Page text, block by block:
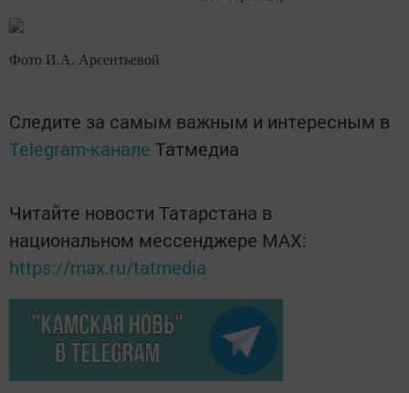
Фото И.А. Арсентьевой
Следите за самым важным и интересным в
Telegram-канале Татмедиа
Читайте новости Татарстана в
национальном мессенджере MАХ:
https://max.ru/tatmedia